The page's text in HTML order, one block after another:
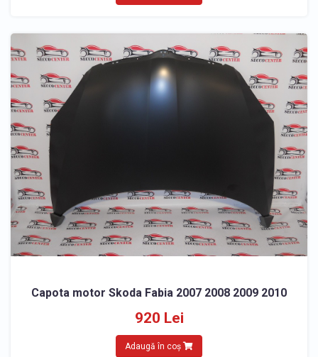
Capota motor Skoda Fabia 2007 2008 2009 2010
920 Lei
Adaugă în coș